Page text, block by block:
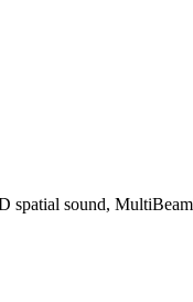
spatial sound,